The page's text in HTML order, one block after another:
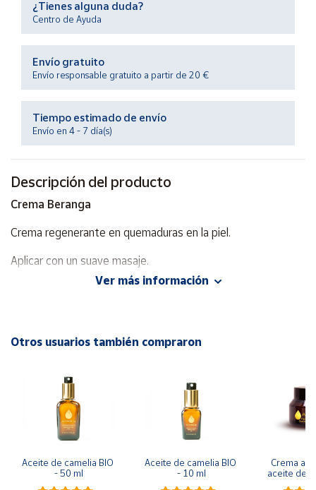
Productos
Solidarios
Ayuda
Centro
de ayuda
Contacto
Vendedores
vendedores
Hazte
vendedor
Cuenta
Ubicación
Península
¿Tienes alguna duda?
Centro de Ayuda
Envío gratuito
Envío responsable gratuito a partir de 20 €
Tiempo estimado de envío
Envío en 4 - 7 día(s)
Descripción del producto
Crema Beranga
Crema regenerante en quemaduras en la piel.
Aplicar con un suave masaje.
Ver más información
Otros usuarios también compraron
Aceite de camelia BIO
- 50 ml
Aceite de camelia BIO
- 10 ml
Crema
aceite de
-